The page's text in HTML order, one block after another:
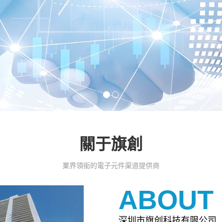
關于旗創
業界領銜的電子元件渠道提供商
ABOUT